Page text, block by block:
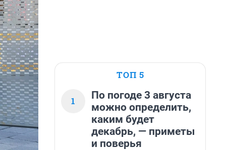
ТОП 5
1
По погоде 3 августа
можно определить,
каким будет
декабрь, — приметы
и поверья